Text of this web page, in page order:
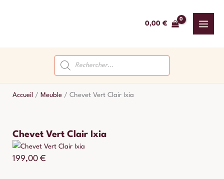
0,00 €
Recherche
de
produits
Accueil / Meuble / Chevet Vert Clair Ixia
Chevet Vert Clair Ixia
199,00 €